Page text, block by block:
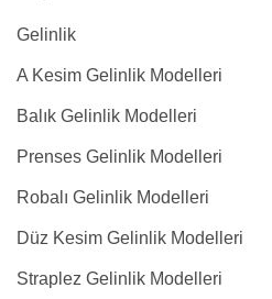
Gelinlik
A Kesim Gelinlik Modelleri
Balık Gelinlik Modelleri
Prenses Gelinlik Modelleri
Robalı Gelinlik Modelleri
Düz Kesim Gelinlik Modelleri
Straplez Gelinlik Modelleri